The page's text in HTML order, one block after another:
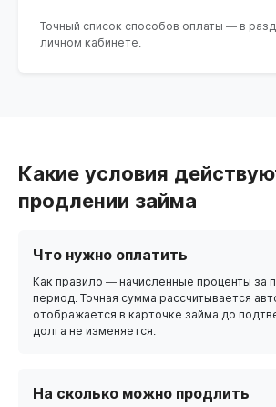
Точный список способов оплаты — в
личном кабинете.
Какие условия
продлении займа
Что нужно оплатить
Как правило — начисленные проценты за
период. Точная сумма рассчитывается
отображается в карточке займа до
долга не изменяется.
На сколько можно продлить